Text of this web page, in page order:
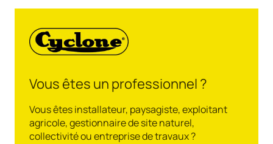
Vous êtes un professionnel ?
Vous êtes installateur, paysagiste, exploitant
agricole, gestionnaire de site naturel,
collectivité ou entreprise de travaux ?